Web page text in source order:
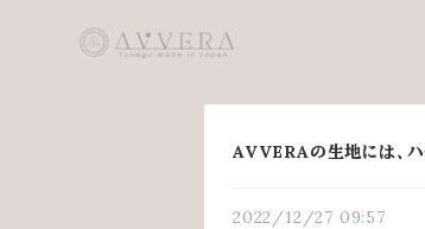
AVVERAの生地には、
2022/12/27 09:57